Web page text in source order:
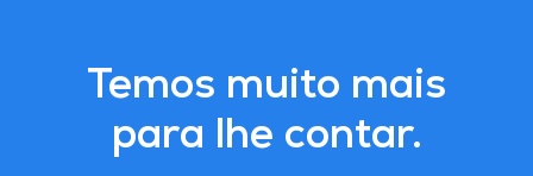
Temos muito mais
para lhe contar.